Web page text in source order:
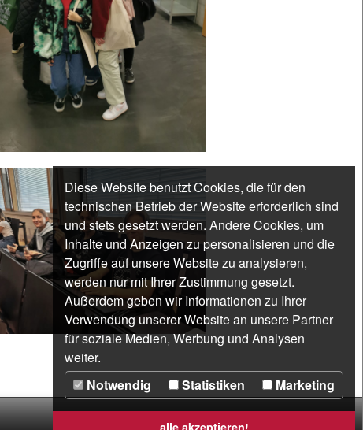
Diese Website benutzt Cookies, die für den
technischen Betrieb der Website erforderlich sind
und stets gesetzt werden. Andere Cookies, um
Inhalte und Anzeigen zu personalisieren und die
Zugriffe auf unsere Website zu analysieren,
werden nur mit Ihrer Zustimmung gesetzt.
Außerdem geben wir Informationen zu Ihrer
Verwendung unserer Website an unsere Partner
für soziale Medien, Werbung und Analysen
weiter.
Notwendig
Statistiken Marketing
alle akzeptieren!